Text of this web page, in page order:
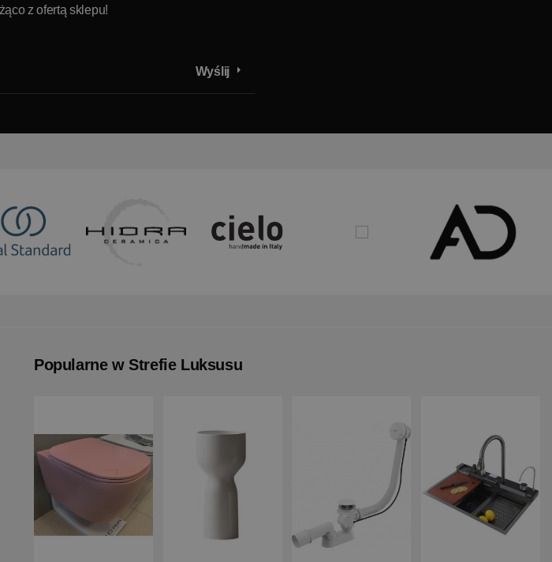
z ofertą sklepu!
Wyślij
Popularne w Strefie Luksusu